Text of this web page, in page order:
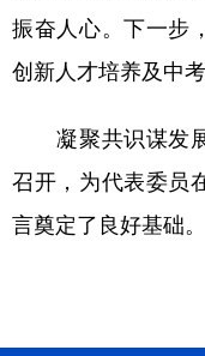
振奋人心。下一步
创新人才培养及中
凝聚共识谋发展
召开，为代表委员
言奠定了良好基础。